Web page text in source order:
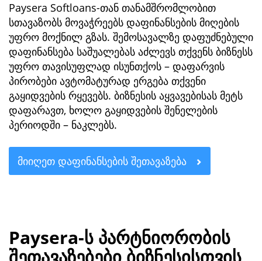
Paysera Softloans-თან თანამშრომლობით
სთავაზობს მოვაჭრეებს დაფინანსების მიღების
უფრო მოქნილ გზას. შემოსავალზე დაფუძნებული
დაფინანსება საშუალებას აძლევს თქვენს ბიზნესს
უფრო თავისუფლად ისუნთქოს – დაფარვის
პირობები ავტომატურად ერგება თქვენი
გაყიდვების რყევებს. ბიზნესის აყვავებისას მეტს
დაფარავთ, ხოლო გაყიდვების შენელების
პერიოდში – ნაკლებს.
ᲛᲘᲘᲦᲔᲗ ᲓᲐᲤᲘᲜᲐᲜᲡᲔᲑᲘᲡ ᲨᲔᲗᲐᲕᲐᲖᲔᲑᲐ
Paysera-ს პარტნიორობის